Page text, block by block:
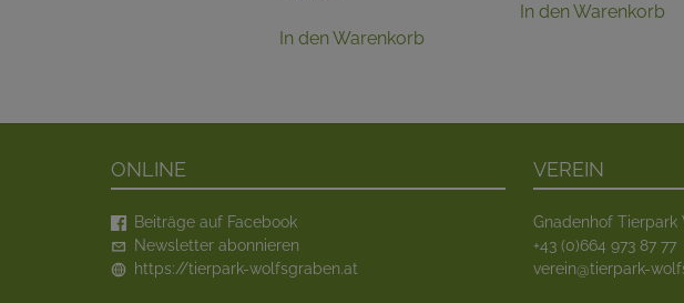
In den Warenkorb
In den Warenkorb
Online
Beiträge auf Facebook
Newsletter abonnieren
https://tierpark-wolfsgraben.at
Verein
Gnadenhof Tierpark
+43 (0)664 973 87 77
verein@tierpark-